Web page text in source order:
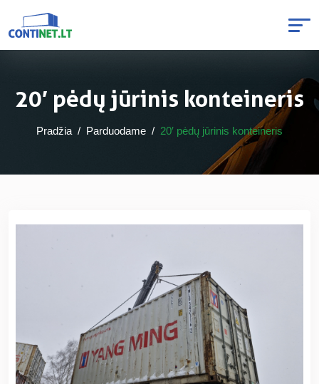
20′ pėdų jūrinis konteineris
Pradžia Parduodame 20′ pėdų jūrinis konteineris